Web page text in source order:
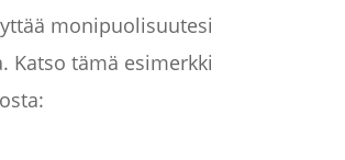
monipuolisuutesi
Katso tämä esimerkki